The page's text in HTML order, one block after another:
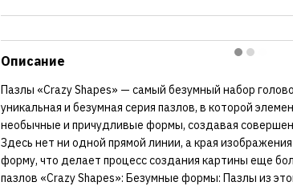
Описание
Пазлы «Crazy Shapes» — самый безумный набор
уникальная и безумная серия пазлов, в которой
необычные и причудливые формы, создавая
Здесь нет ни одной прямой линии, а края
форму, что делает процесс создания картины еще
пазлов «Crazy Shapes»: Безумные формы: Пазлы из